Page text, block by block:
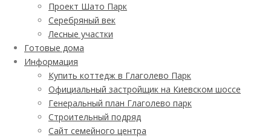
Проект Шато Парк
Серебряный век
Лесные участки
Готовые дома
Информация
Купить коттедж в Глаголево Парк
Официальный застройщик на Киевском шоссе
Генеральный план Глаголево парк
Строительный подряд
Сайт семейного центра